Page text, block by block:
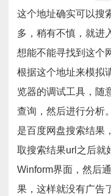
这个地址确实可以搜
多，稍有不慎，就进
想能不能寻找到这个
根据这个地址来模拟
览器的调试工具，随
查询，然后进行分析
是百度网盘搜索结果
取搜索结果url之后就
Winform界面，然后
果，这样就没有广告